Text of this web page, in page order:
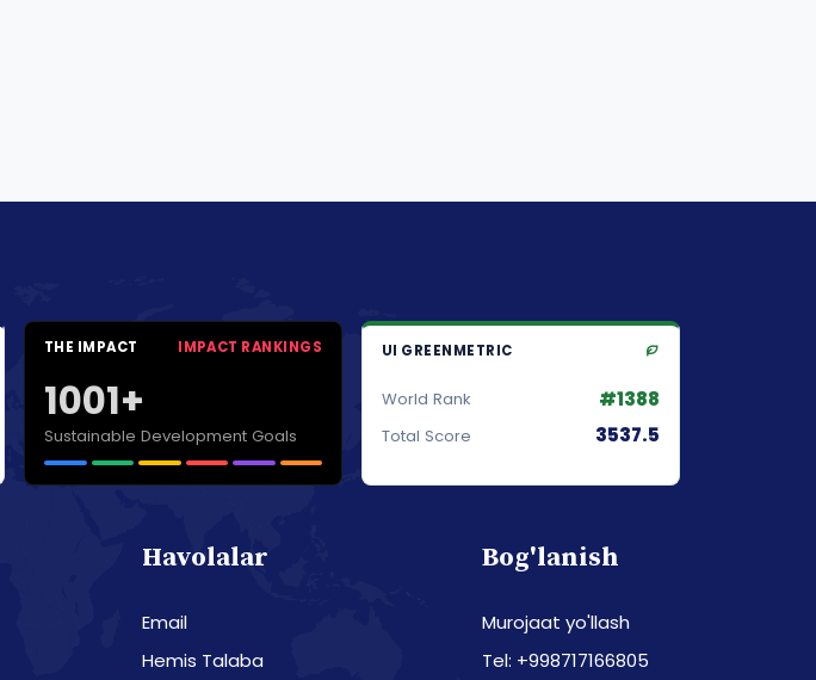
THE IMPACT IMPACT RANKINGS
1001+
Sustainable Development Goals
UI GREENMETRIC
World Rank #1388
Total Score 3537.5
Havolalar
Email
Hemis Talaba
Bog'lanish
Murojaat yo'llash
Tel: +998717166805